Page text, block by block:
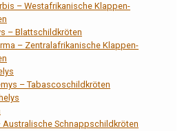
– Westafrikanische Klappen-
– Blattschildkröten
– Zentralafrikanische Klappen-
– Tabascoschildkröten
Australische Schnappschildkröten